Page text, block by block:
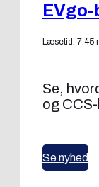
Læsetid: 7:45
Se,
og
Se nyhed